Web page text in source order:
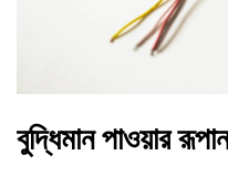
বুদ্ধিমান পাওয়ার